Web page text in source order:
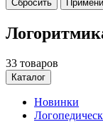
Сбросить
33 товаров
Каталог
Новинки